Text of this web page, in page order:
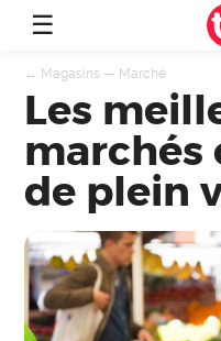
☰
← Magasins — Marché
Les
marchés
de plein